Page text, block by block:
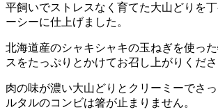
平飼いでストレスなく育てた大山どりを
ーシーに仕上げました。
北海道産のシャキシャキの玉ねぎを使っ
スをたっぷりとかけてお召し上がりくださ
肉の味が濃い大山どりとクリーミーでさ
ルタルのコンビは箸が止まりません。